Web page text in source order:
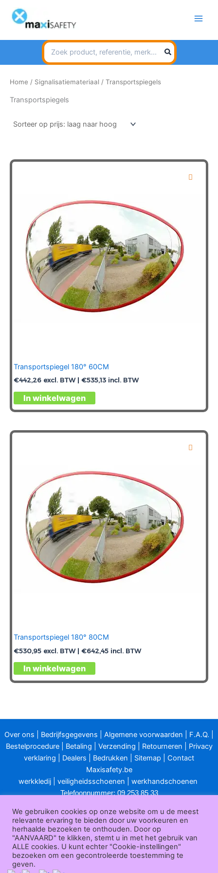
naar
inhoud
Search
for:
Home / Signalisatiemateriaal / Transportspiegels
Transportspiegels
Transportspiegel 180° 60CM
€442,26 excl. BTW | €535,13 incl. BTW
In winkelwagen
Transportspiegel 180° 80CM
€530,95 excl. BTW | €642,45 incl. BTW
In winkelwagen
Over ons Bedrijfsgegevens Algemene voorwaarden F.A.Q.
Bestelprocedure| Betaling Verzending Retourneren
Privacy
verklaring
Dealers Bedrukken Sitemap
Contact
Maxisafety.be
werkkledij
veiligheidsschoenen werkhandschoenen
Telefoonnummer: 09 253 85 33
E-mailadres: info@maxisafety.be
Openingsuren klantendienst:
van maandag t/m vrijdag van 8u00 tot 12u00 en van 13u00 tot
17u00.
Gesloten in het weekend en op feestdagen.
We gebruiken cookies op onze website om u de meest
relevante ervaring te bieden door uw voorkeuren en
herhaalde bezoeken te onthouden. Door op
"AANVAARD" te klikken, stemt u in met het gebruik van
ALLE cookies. U kunt echter "Cookie-instellingen"
bezoeken om een gecontroleerde toestemming te
geven.